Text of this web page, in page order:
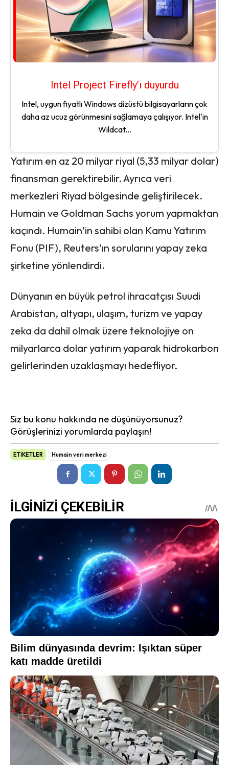
Intel Project Firefly’ı duyurdu
Intel, uygun fiyatlı Windows dizüstü bilgisayarların çok
daha az ucuz görünmesini sağlamaya çalışıyor. Intel'in
Wildcat...
Yatırım en az 20 milyar riyal (5,33 milyar dolar)
finansman gerektirebilir. Ayrıca veri
merkezleri Riyad bölgesinde geliştirilecek.
Humain ve Goldman Sachs yorum yapmaktan
kaçındı. Humain’in sahibi olan Kamu Yatırım
Fonu (PIF), Reuters’ın sorularını yapay zeka
şirketine yönlendirdi.
Dünyanın en büyük petrol ihracatçısı Suudi
Arabistan, altyapı, ulaşım, turizm ve yapay
zeka da dahil olmak üzere teknolojiye on
milyarlarca dolar yatırım yaparak hidrokarbon
gelirlerinden uzaklaşmayı hedefliyor.
Siz bu konu hakkında ne düşünüyorsunuz?
Görüşlerinizi yorumlarda paylaşın!
ETİKETLER Humain veri merkezi